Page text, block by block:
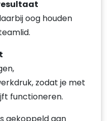
oog houden
zodat je met
functioneren.